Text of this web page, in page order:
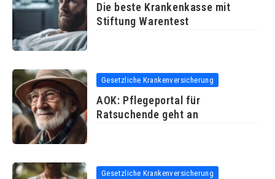
Die beste Krankenkasse mit
Stiftung Warentest
Gesetzliche Krankenversicherung
AOK: Pflegeportal für
Ratsuchende geht an
Gesetzliche Krankenversicherung